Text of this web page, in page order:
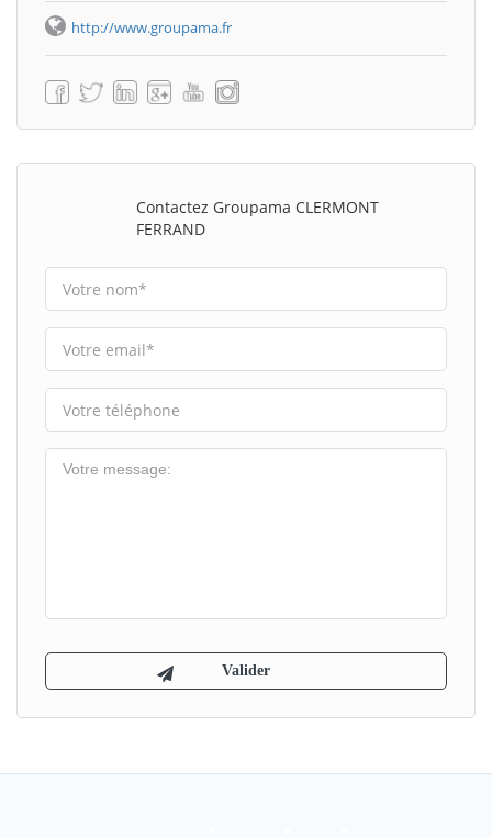
http://www.groupama.fr
Contactez Groupama CLERMONT
FERRAND